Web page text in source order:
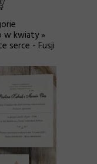
w kwiaty »
serce - Fusji